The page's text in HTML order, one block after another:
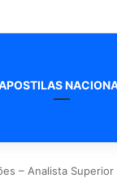
– Analista